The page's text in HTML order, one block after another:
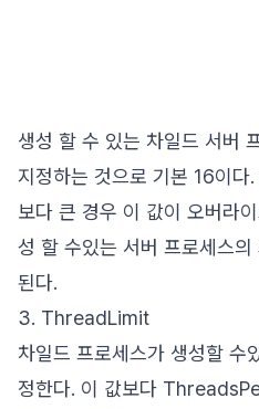
생성 할 수 있는 차일드 서버
지정하는 것으로 기본 16이
보다 큰 경우 이 값이 오버라
성 할 수있는 서버 프로세스
된다.
3. ThreadLimit
차일드 프로세스가 생성할 수
정한다. 이 값보다